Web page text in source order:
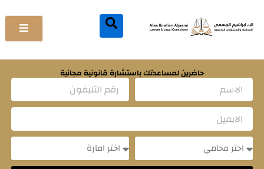
إلى
المحتوى
حاضرين لمساعدتك باستشارة قانونية مجانية